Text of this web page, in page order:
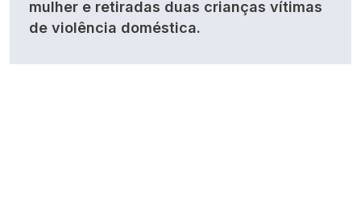
mulher e retiradas duas crianças vítimas
de violência doméstica.